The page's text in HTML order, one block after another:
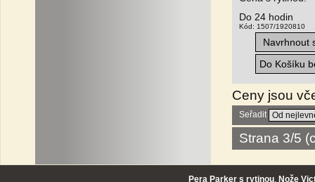
Do 24 hodin
Kód: 1507/1920810
Navrhnout
Do Košíku
Ceny jsou
Seřadit
Strana 3/5
Pera Parker s rytinou, Nože